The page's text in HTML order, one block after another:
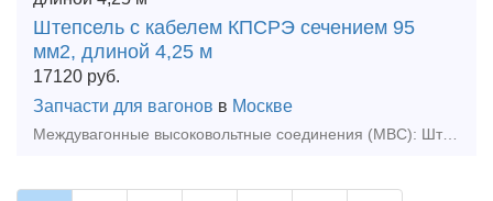
Штепсель с кабелем КПСРЭ сечением 95
мм2, длиной 4,25 м
17120 руб.
Запчасти для вагонов в Москве
Междувагонные высоковольтные соединения (МВС): Штепсель с кабелем КПСРЭ сечением 95 мм2, длиной 4,25 м. Цена продукции указана без НДС 20%!Штепсель с кабелем КПСРЭ сечением 95 мм2, длиной 4